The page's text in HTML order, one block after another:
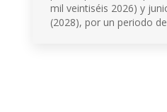
mil veintiséis 2026) y
(2028), por un periodo